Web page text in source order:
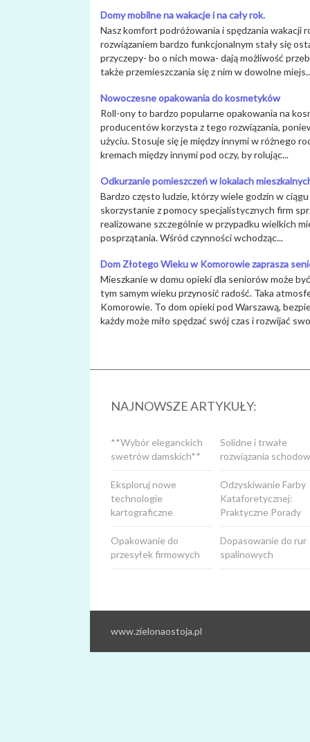
Domy mobilne na wakacje i na cały rok.
Nasz komfort podróżowania i spędzania wakacji
rozwiązaniem bardzo funkcjonalnym stały się
przyczepy- bo o nich mowa- dają możliwość
także przemieszczania się z nim w dowolne
Nowoczesne opakowania do kosmetyków
Roll-ony to bardzo popularne opakowania na
producentów korzysta z tego rozwiązania,
użyciu. Stosuje się je między innymi w różnego
kremach między innymi pod oczy, by rolując...
Odkurzanie pomieszczeń w lokalach
Bardzo często ludzie, którzy wiele godzin w
skorzystanie z pomocy specjalistycznych firm
realizowane szczególnie w przypadku wielkich
posprzątania. Wśród czynności wchodząc...
Dom Złotego Wieku w Komorowie zaprasza
Mieszkanie w domu opieki dla seniorów może
tym samym wieku przynosić radość. Taka
Komorowie. To dom opieki pod Warszawą,
każdy może miło spędzać swój czas i rozwijać
NAJNOWSZE ARTYKUŁY:
Solidne i trwałe
rozwiązania
**Wybór eleganckich
swetrów damskich**
Odzyskiwanie Farby
Kataforetycznej:
Praktyczne Porady
Eksploruj nowe
technologie
kartograficzne
Dopasowanie do rur
spalinowych
Opakowanie do
przesyłek firmowych
www.zielonaostoja.pl